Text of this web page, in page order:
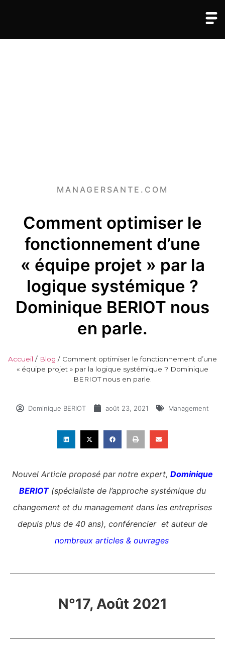
MANAGERSANTE.COM
Comment optimiser le
fonctionnement d’une
« équipe projet » par la
logique systémique ?
Dominique BERIOT nous
en parle.
Accueil / Blog / Comment optimiser le fonctionnement d’une
« équipe projet » par la logique systémique ? Dominique
BERIOT nous en parle.
Dominique BERIOT août 23, 2021 Management
Nouvel Article proposé par notre expert, Dominique
BERIOT (spécialiste de l’approche systémique du
changement et du management dans les entreprises
depuis plus de 40 ans), conférencier et auteur de
nombreux articles & ouvrages
N°17, Août 2021